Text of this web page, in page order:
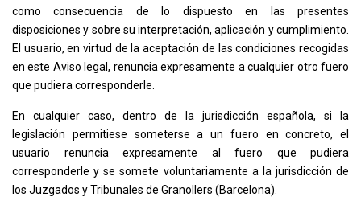
como consecuencia de lo dispuesto en las presentes
disposiciones y sobre su interpretación, aplicación y cumplimiento.
El usuario, en virtud de la aceptación de las condiciones recogidas
en este Aviso legal, renuncia expresamente a cualquier otro fuero
que pudiera corresponderle.
En cualquier caso, dentro de la jurisdicción española, si la
legislación permitiese someterse a un fuero en concreto, el
usuario renuncia expresamente al fuero que pudiera
corresponderle y se somete voluntariamente a la jurisdicción de
los Juzgados y Tribunales de Granollers (Barcelona).